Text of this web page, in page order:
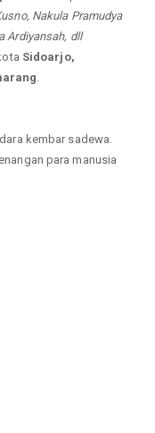
Nakula Pramudya
Ardiyansah, dll
Sidoarjo,
kembar sadewa.
para manusia